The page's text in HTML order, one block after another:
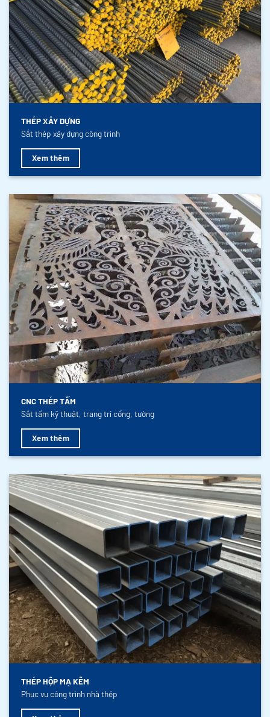
THÉP XÂY DỰNG
Sắt thép xây dựng công trình
Xem thêm
CNC THÉP TẤM
Sắt tấm kỹ thuật, trang trí cổng, tường
Xem thêm
THÉP HỘP MẠ KẼM
Phục vụ công trình nhà thép